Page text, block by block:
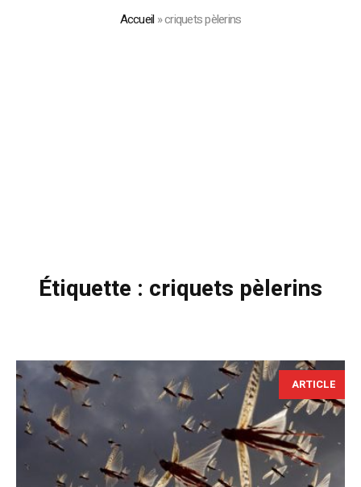
Accueil »criquets pèlerins
Étiquette : criquets pèlerins
ARTICLE